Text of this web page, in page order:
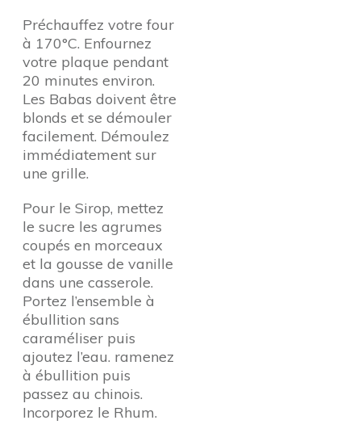
Préchauffez votre four
à 170°C. Enfournez
votre plaque pendant
20 minutes environ.
Les Babas doivent être
blonds et se démouler
facilement. Démoulez
immédiatement sur
une grille.
Pour le Sirop, mettez
le sucre les agrumes
coupés en morceaux
et la gousse de vanille
dans une casserole.
Portez l’ensemble à
ébullition sans
caraméliser puis
ajoutez l’eau. ramenez
à ébullition puis
passez au chinois.
Incorporez le Rhum.